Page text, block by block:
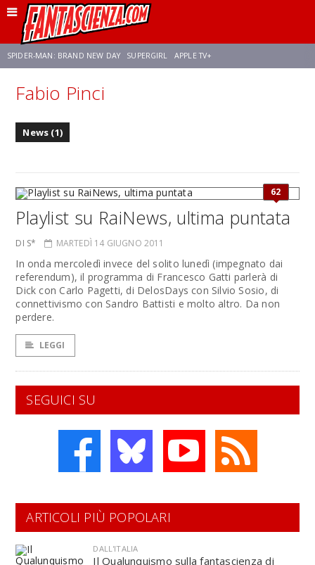
SPIDER-MAN: BRAND NEW DAY SUPERGIRL APPLE TV+
FRANCO RICCIARDIELLO
Fabio Pinci
News (1)
62
Playlist su RaiNews, ultima puntata
DI S* MARTEDÌ 14 GIUGNO 2011
In onda mercoledì invece del solito lunedì (impegnato dai
referendum), il programma di Francesco Gatti parlerà di
Dick con Carlo Pagetti, di DelosDays con Silvio Sosio, di
connettivismo con Sandro Battisti e molto altro. Da non
perdere.
LEGGI
SEGUICI SU
ARTICOLI PIÙ POPOLARI
DALL'ITALIA
Il Qualunquismo sulla fantascienza di